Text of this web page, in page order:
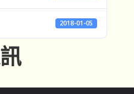
2018-01-05